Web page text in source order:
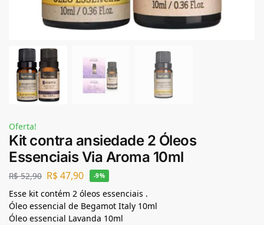
Oferta!
Kit contra ansiedade 2 Óleos
Essenciais Via Aroma 10ml
R$52,90 R$47,90 -9%
Esse kit contém 2 óleos essenciais .
Óleo essencial de Begamot Italy 10ml
Óleo essencial Lavanda 10ml